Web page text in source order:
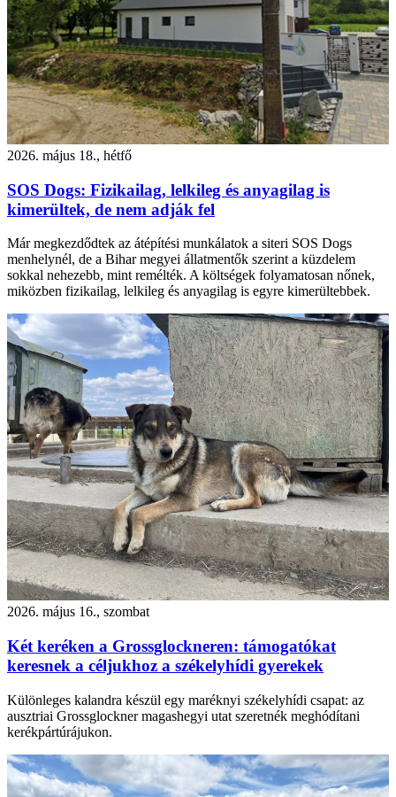
2026. május 18., hétfő
SOS Dogs: Fizikailag, lelkileg és anyagilag is
kimerültek, de nem adják fel
Már megkezdődtek az átépítési munkálatok a siteri SOS Dogs
menhelynél, de a Bihar megyei állatmentők szerint a küzdelem
sokkal nehezebb, mint remélték. A költségek folyamatosan nőnek,
miközben fizikailag, lelkileg és anyagilag is egyre kimerültebbek.
2026. május 16., szombat
Két keréken a Grossglockneren: támogatókat
keresnek a céljukhoz a székelyhídi gyerekek
Különleges kalandra készül egy maréknyi székelyhídi csapat: az
ausztriai Grossglockner magashegyi utat szeretnék meghódítani
kerékpártúrájukon.